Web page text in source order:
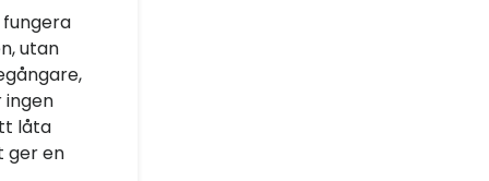
utan
ingen
låta
ger en